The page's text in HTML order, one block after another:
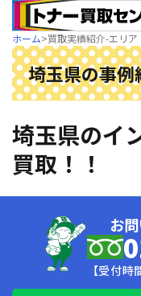
ホーム>買取実績紹介-エリア
埼玉県の事例
埼玉県のイ
買取！！
お
【受付